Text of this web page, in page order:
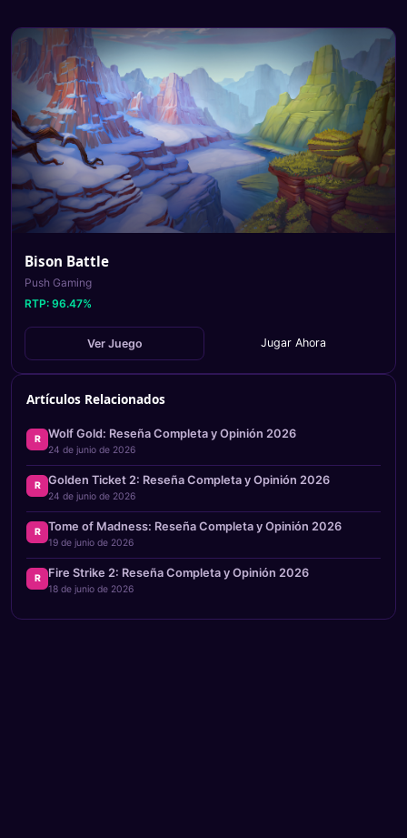
Bison Battle
Push Gaming
RTP: 96.47%
Ver Juego Jugar Ahora
Artículos Relacionados
R Wolf Gold: Reseña Completa y Opinión 2026
24 de junio de 2026
R Golden Ticket 2: Reseña Completa y Opinión 2026
24 de junio de 2026
R Tome of Madness: Reseña Completa y Opinión 2026
19 de junio de 2026
R Fire Strike 2: Reseña Completa y Opinión 2026
18 de junio de 2026